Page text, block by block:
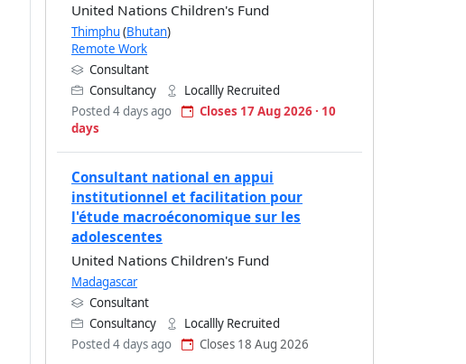
United Nations Children's Fund
Thimphu (Bhutan)
Remote Work
Consultant
Consultancy
Locallly Recruited
Posted 4 days ago
Closes 17 Aug 2026 · 10
days
Consultant national en appui
institutionnel et facilitation pour
l'étude macroéconomique sur les
adolescentes
United Nations Children's Fund
Madagascar
Consultant
Consultancy
Locallly Recruited
Posted 4 days ago
Closes 18 Aug 2026